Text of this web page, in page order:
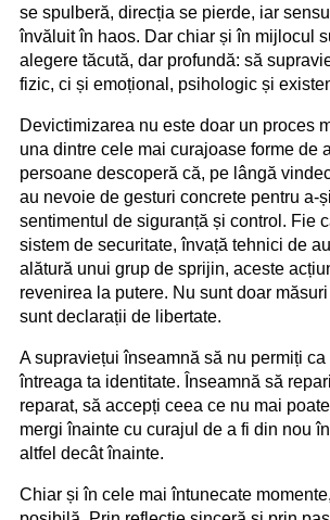
se spulberă, direcția se pierde, iar
învăluit în haos. Dar chiar și în mijlocul
alegere tăcută, dar profundă: să
fizic, ci și emoțional, psihologic și
Devictimizarea nu este doar un proces
una dintre cele mai curajoase forme de
persoane descoperă că, pe lângă
au nevoie de gesturi concrete pentru a-
sentimentul de siguranță și control. Fie
sistem de securitate, învață tehnici de
alătură unui grup de sprijin, aceste
revenirea la putere. Nu sunt doar
sunt declarații de libertate.
A supraviețui înseamnă să nu permiți
întreaga ta identitate. Înseamnă să
reparat, să accepți ceea ce nu mai
mergi înainte cu curajul de a fi din nou
altfel decât înainte.
Chiar și în cele mai întunecate